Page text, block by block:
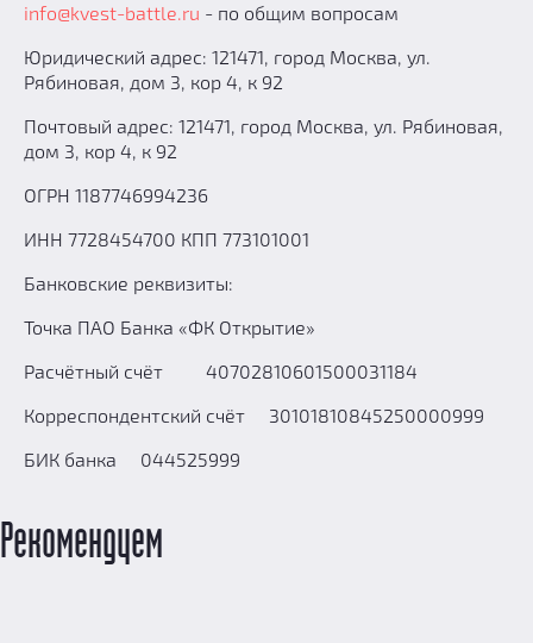
info@kvest-battle.ru - по общим вопросам
Юридический адрес: 121471, город Москва, ул.
Рябиновая, дом 3, кор 4, к 92
Почтовый адрес: 121471, город Москва, ул. Рябиновая,
дом 3, кор 4, к 92
ОГРН 1187746994236
ИНН 7728454700 КПП 773101001
Банковские реквизиты:
Точка ПАО Банка «ФК Открытие»
Расчётный счёт 40702810601500031184
Корреспондентский счёт 30101810845250000999
БИК банка 044525999
Рекомендуем